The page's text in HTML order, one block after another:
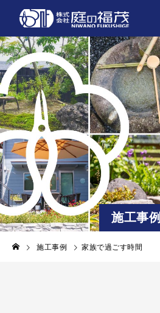
施工事例
施工事例 家族で過ごす時間